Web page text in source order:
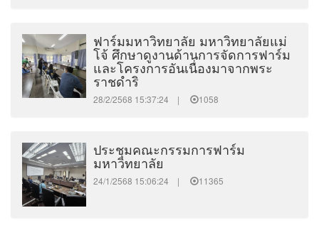
ฟาร์มมหาวิทยาลัย มหาวิทยาลัยแม่
โจ้ ศึกษาดูงานด้านการจัดการฟาร์ม
และโครงการอันเนื่องมาจากพระ
ราชดำริ
28/2/2568 15:37:24 | 1058
ประชุมคณะกรรมการฟาร์ม
มหาวิทยาลัย
24/1/2568 15:06:24 | 11365